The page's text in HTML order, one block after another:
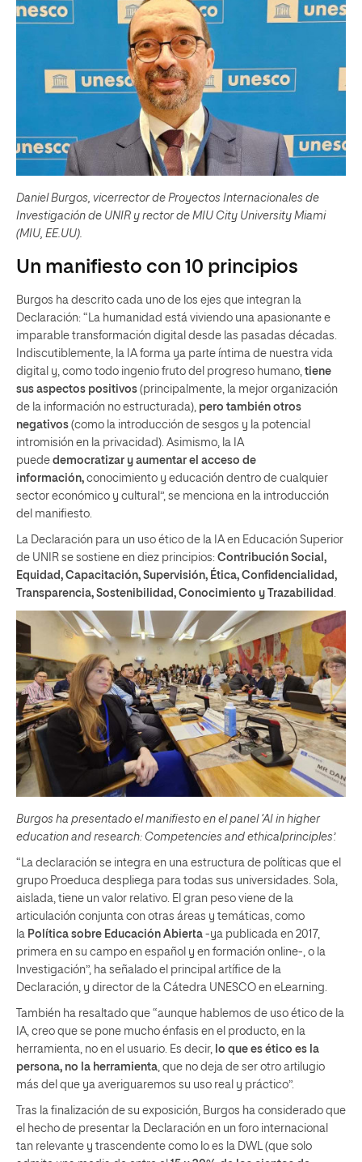
Daniel Burgos, vicerrector de Proyectos Internacionales de
Investigación de UNIR y rector de MIU City University Miami
(MIU, EE.UU).
Un manifiesto con 10 principios
Burgos ha descrito cada uno de los ejes que integran la
Declaración: “La humanidad está viviendo una apasionante e
imparable transformación digital desde las pasadas décadas.
Indiscutiblemente, la IA forma ya parte íntima de nuestra vida
digital y, como todo ingenio fruto del progreso humano, tiene
sus aspectos positivos (principalmente, la mejor organización
de la información no estructurada), pero también otros
negativos (como la introducción de sesgos y la potencial
intromisión en la privacidad). Asimismo, la IA
puede democratizar y aumentar el acceso de
información, conocimiento y educación dentro de cualquier
sector económico y cultural”, se menciona en la introducción
del manifiesto.
La Declaración para un uso ético de la IA en Educación Superior
de UNIR se sostiene en diez principios: Contribución Social,
Equidad, Capacitación, Supervisión, Ética, Confidencialidad,
Transparencia, Sostenibilidad, Conocimiento y Trazabilidad .
Burgos ha presentado el manifiesto en el panel ‘AI in higher
education and research: Competencies and ethicalprinciples’.
“La declaración se integra en una estructura de políticas que el
grupo Proeduca despliega para todas sus universidades. Sola,
aislada, tiene un valor relativo. El gran peso viene de la
articulación conjunta con otras áreas y temáticas, como
la Política sobre Educación Abierta -ya publicada en 2017,
primera en su campo en español y en formación online-, o la
Investigación”, ha señalado el principal artífice de la
Declaración, y director de la Cátedra UNESCO en eLearning.
También ha resaltado que “aunque hablemos de uso ético de la
IA, creo que se pone mucho énfasis en el producto, en la
herramienta, no en el usuario. Es decir,
lo que es ético es la
persona, no la herramienta , que no deja de ser otro artilugio
más del que ya averiguaremos su uso real y práctico”.
Tras la finalización de su exposición, Burgos ha considerado que
el hecho de presentar la Declaración en un foro internacional
tan relevante y trascendente como lo es la DWL (que solo